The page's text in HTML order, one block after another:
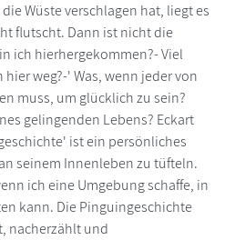
Wüste verschlagen hat, liegt es
flutscht. Dann ist nicht die
ich hierhergekommen?- Viel
weg?-' Was, wenn jeder von
muss, um glücklich zu sein?
gelingenden Lebens? Eckart
ist ein persönliches
seinem Innenleben zu tüfteln.
ich eine Umgebung schaffe, in
kann. Die Pinguingeschichte
nacherzählt und